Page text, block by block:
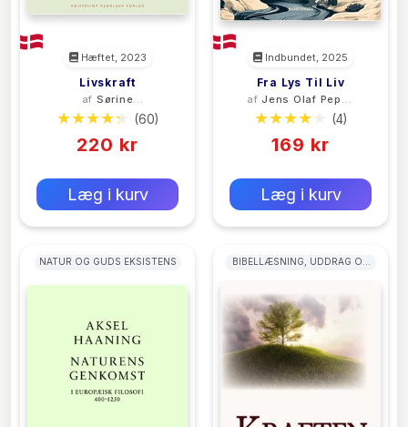
Hæftet, 2023
Livskraft
af Sørine
Gotfredsen(60)
220 kr
Læg i kurv
Indbundet, 2025
Fra Lys Til Liv
af Jens Olaf Pepke
Pedersen
(4)
169 kr
Læg i kurv
NATUR OG GUDS EKSISTENS
BIBELLÆSNING, UDDRAG OG